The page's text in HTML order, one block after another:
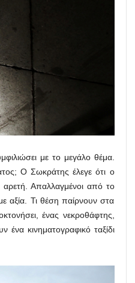
με το μεγάλο θέμα.
Ο Σωκράτης έλεγε ότι ο
Απαλλαγμένοι από το
αξία. Τι θέση παίρνουν στα
ένας νεκροθάφτης,
ένα κινηματογραφικό ταξίδι